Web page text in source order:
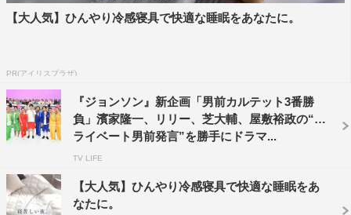
はドバイの大富豪の元へ。超豪華な家具に囲まれた豪邸ツ
ステや、TikTokフォロワー数360万人超えの大人気アイド
ルグループとのコラボでバズり動画は撮影できるのか。か
ケで“笑い一切なし”の『クレイジージャーニー』が実現。
果たしてどんな動画が撮影できたのか。
【大人気】ひんやり冷感寝具で快適な睡眠をあなたに。
PR(アイリスプラザ)
『ジョンソン』新企画「男前カルテット3番勝
負」濱家隆一、リリー、芝大輔、屋敷裕政の“プ
ライベート男前発言”を勝手にドラマ...
TV LIFE
【大人気】ひんやり冷感寝具で快適な睡眠をあ
なたに。